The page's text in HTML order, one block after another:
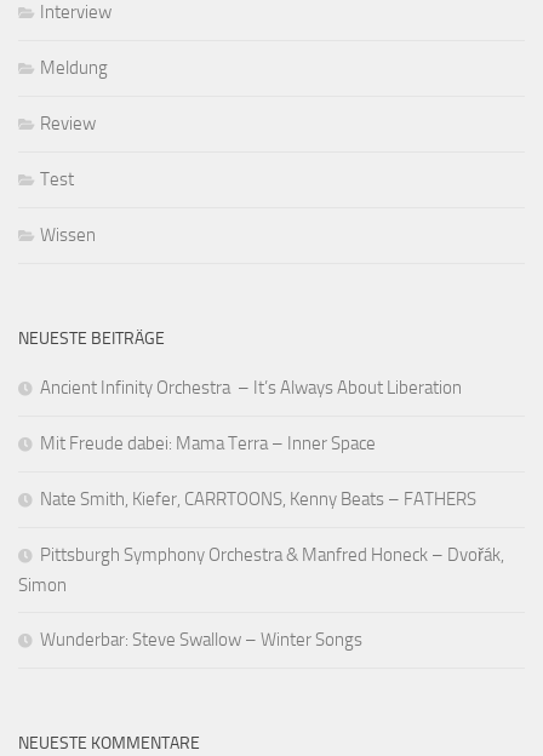
Interview
Meldung
Review
Test
Wissen
NEUESTE BEITRÄGE
Ancient Infinity Orchestra – It’s Always About Liberation
Mit Freude dabei: Mama Terra – Inner Space
Nate Smith, Kiefer, CARRTOONS, Kenny Beats – FATHERS
Pittsburgh Symphony Orchestra & Manfred Honeck – Dvořák,
Simon
Wunderbar: Steve Swallow – Winter Songs
NEUESTE KOMMENTARE